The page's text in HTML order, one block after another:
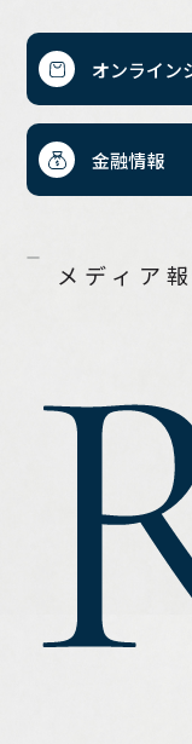
セット
オンライン
ッピング
金融情報
メディア